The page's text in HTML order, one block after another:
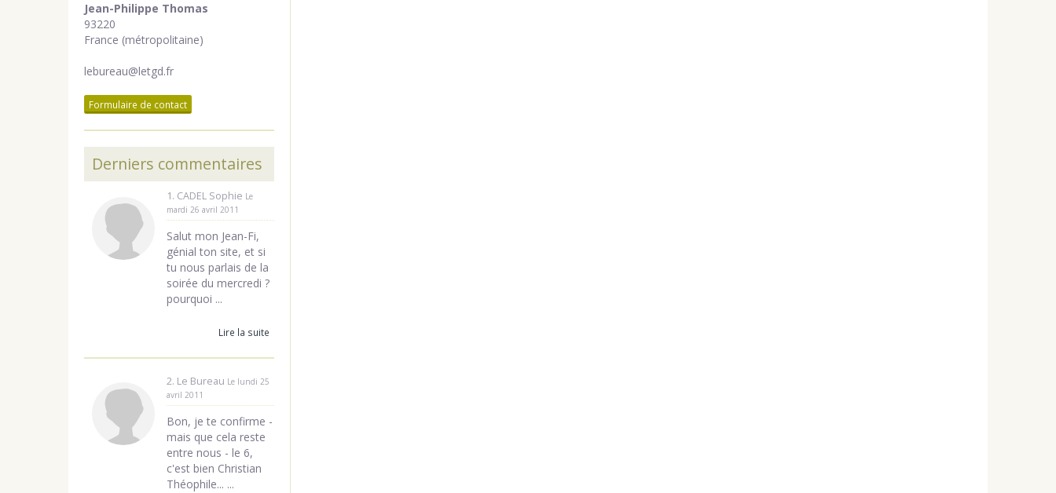
Jean-Philippe Thomas
93220
France (métropolitaine)
lebureau@letgd.fr
Formulaire de contact
Derniers commentaires
1. CADEL Sophie Le
mardi 26 avril 2011
Salut mon Jean-Fi,
génial ton site, et si
tu nous parlais de la
soirée du mercredi ?
pourquoi ...
Lire la suite
2. Le Bureau Le lundi 25
avril 2011
Bon, je te confirme -
mais que cela reste
entre nous - le 6,
c'est bien Christian
Théophile... ...